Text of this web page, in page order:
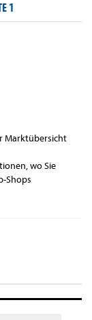
1
Marktübersicht
wo Sie
Shops